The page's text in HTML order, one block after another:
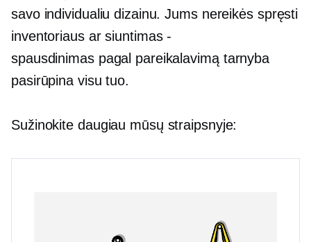
savo individualiu dizainu. Jums nereikės spręsti
inventoriaus arsiuntimas -
spausdinimas pagal pareikalavimątarnyba
pasirūpina visu tuo.
Sužinokite daugiau mūsų straipsnyje: